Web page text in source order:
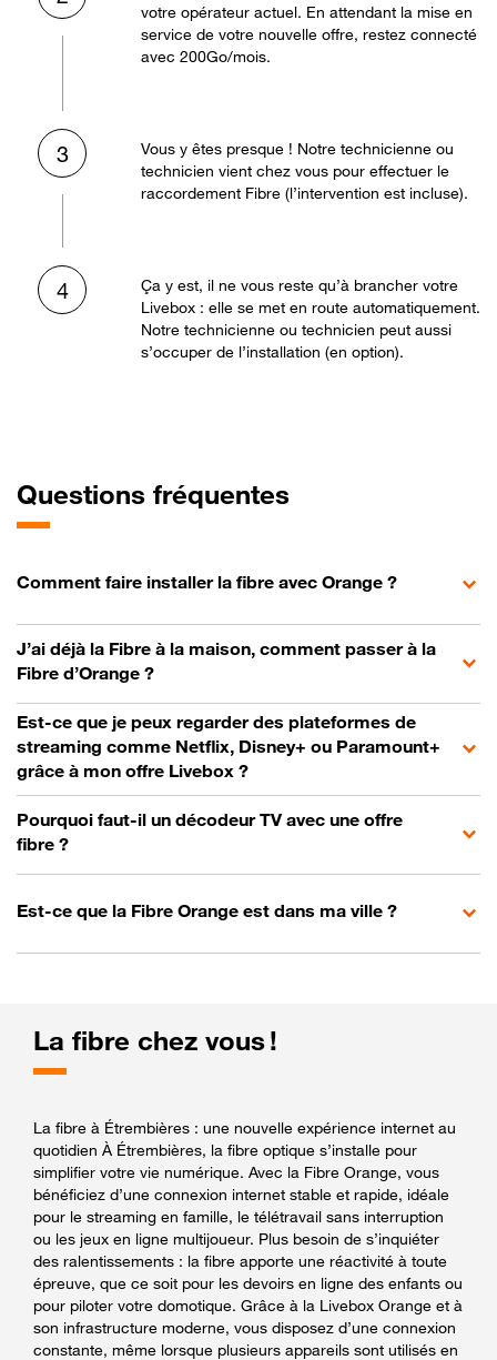
votre opérateur actuel. En attendant la mise en
service de votre nouvelle offre, restez connecté
avec 200Go/mois.
3
Vous y êtes presque ! Notre technicienne ou
technicien vient chez vous pour effectuer le
raccordement Fibre (l’intervention est incluse).
4
Ça y est, il ne vous reste qu’à brancher votre
Livebox : elle se met en route automatiquement.
Notre technicienne ou technicien peut aussi
s’occuper de l’installation (en option).
Questions fréquentes
Comment faire installer la fibre avec Orange ?
J’ai déjà la Fibre à la maison, comment passer à la
Fibre d’Orange ?
Est-ce que je peux regarder des plateformes de
streaming comme Netflix, Disney+ ou Paramount+
grâce à mon offre Livebox ?
Pourquoi faut-il un décodeur TV avec une offre
fibre ?
Est-ce que la Fibre Orange est dans ma ville ?
La fibre chez vous !
La fibre à Étrembières : une nouvelle expérience internet au
quotidien À Étrembières, la fibre optique s’installe pour
simplifier votre vie numérique. Avec la Fibre Orange, vous
bénéficiez d’une connexion internet stable et rapide, idéale
pour le streaming en famille, le télétravail sans interruption
ou les jeux en ligne multijoueur. Plus besoin de s’inquiéter
des ralentissements : la fibre apporte une réactivité à toute
épreuve, que ce soit pour les devoirs en ligne des enfants ou
pour piloter votre domotique. Grâce à la Livebox Orange et à
son infrastructure moderne, vous disposez d’une connexion
constante, même lorsque plusieurs appareils sont utilisés en